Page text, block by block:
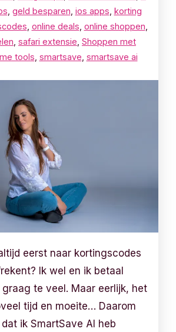
geld besparen ios apps korting
online deals online shoppen
safari extensie Shoppen met
tools smartsave smartsave ai
eerst naar kortingscodes
Ik wel en ik betaal
te veel. Maar eerlijk, het
tijd en moeite… Daarom
ik SmartSave AI heb